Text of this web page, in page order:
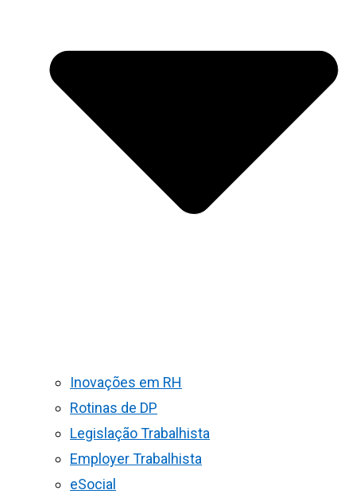
Inovações em RH
Rotinas de DP
Legislação Trabalhista
Employer Trabalhista
eSocial